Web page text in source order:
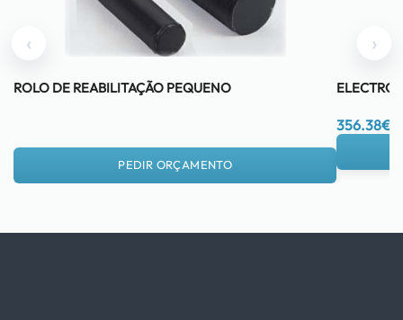
ROLO DE REABILITAÇÃO PEQUENO
PEDIR ORÇAMENTO
356.38€
‹ ›